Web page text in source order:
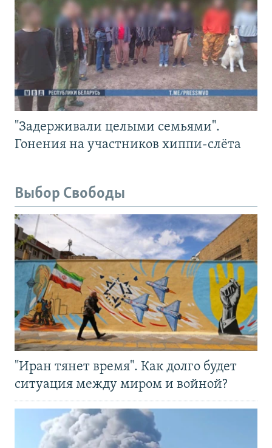
"Задерживали целыми семьями".
Гонения на участников хиппи-слёта
Выбор Свободы
"Иран тянет время". Как долго будет
ситуация между миром и войной?